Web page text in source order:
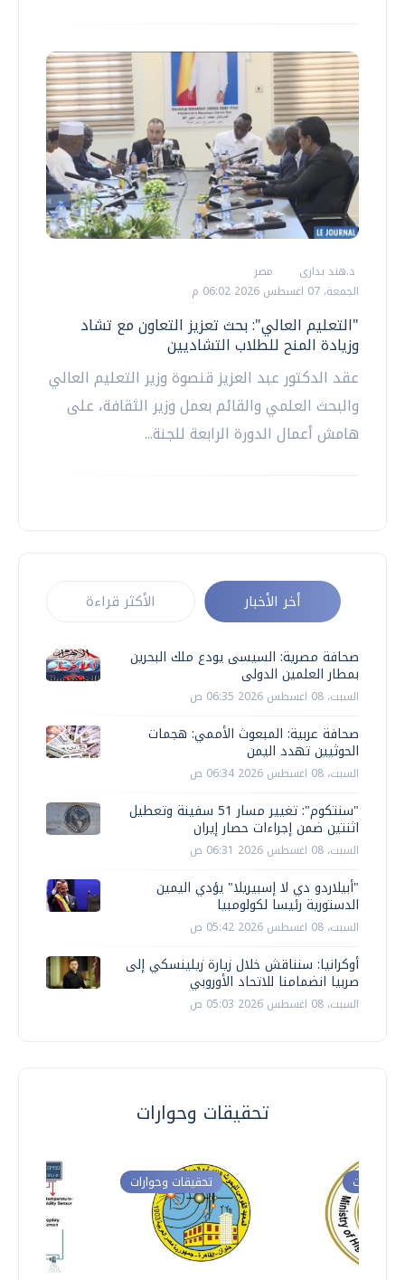
د.هند بدارى
مصر
الجمعة، 07 اغسطس 2026 06:02 م
"التعليم العالي": بحث تعزيز التعاون مع تشاد
وزيادة المنح للطلاب التشاديين
عقد الدكتور عبد العزيز قنصوة وزير التعليم العالي
والبحث العلمي والقائم بعمل وزير الثقافة، على
هامش أعمال الدورة الرابعة للجنة...
أخر الأخبار الأكثر قراءة
صحافة مصرية: السيسى يودع ملك البحرين
بمطار العلمين الدولى
السبت، 08 اغسطس 2026 06:35 ص
صحافة عربية: المبعوث الأممي: هجمات
الحوثيين تهدد اليمن
السبت، 08 اغسطس 2026 06:34 ص
"سنتكوم": تغيير مسار 51 سفينة وتعطيل
اثنتين ضمن إجراءات حصار إيران
السبت، 08 اغسطس 2026 06:31 ص
"أبيلاردو دي لا إسبيريلا" يؤدي اليمين
الدستورية رئيسا لكولومبيا
السبت، 08 اغسطس 2026 05:42 ص
أوكرانيا: سنناقش خلال زيارة زيلينسكي إلى
صربيا انضمامنا للاتحاد الأوروبي
السبت، 08 اغسطس 2026 05:03 ص
تحقيقات وحوارات
تحقيقات وحوارات وحوارات